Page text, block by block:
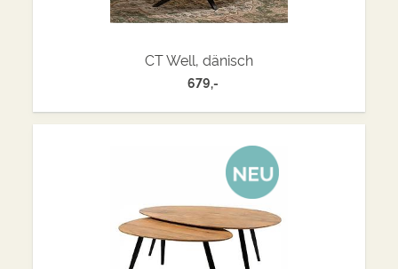
CT Well, dänisch
679,-